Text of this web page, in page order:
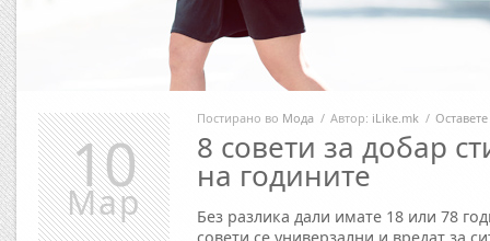
Постирано во Мода / Автор: iLike.mk /
8 совети за добар
на годините
Без разлика дали имате 18 или 78
10
Мар